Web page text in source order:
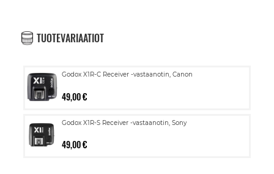
TUOTEVARIAATIOT
Godox X1R-C Receiver -vastaanotin, Canon
49,00 €
Godox X1R-S Receiver -vastaanotin, Sony
49,00 €